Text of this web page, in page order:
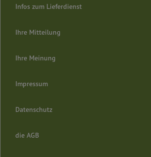
Infos zum Lieferdienst
Ihre Mitteilung
Ihre Meinung
Impressum
Datenschutz
die AGB